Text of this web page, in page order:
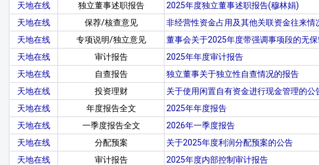
天地在线
独立董事述职报告 2025年度独立董事述职报告(穆林娟)
天地在线
保荐/核查意见 非经营性资金占用及其他关联资金往来
天地在线
专项说明/独立意见 董事会关于2025年度带强调事项段的无
天地在线
审计报告 2025年年度审计报告
天地在线
自查报告 独立董事关于独立性自查情况的报告
天地在线
投资理财 关于使用闲置自有资金进行现金管理的公
天地在线
年度报告全文 2025年年度报告
天地在线
一季度报告全文 2026年一季度报告
天地在线
分配预案 关于2025年度利润分配预案的公告
天地在线
审计报告 2025年度内部控制审计报告